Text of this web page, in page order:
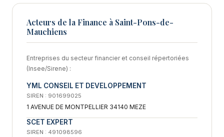
Acteurs de la Finance à Saint-Pons-de-
Mauchiens
Entreprises du secteur financier et conseil répertoriées
(Insee/Sirene) :
YML CONSEIL ET DEVELOPPEMENT
SIREN : 901699025
1 AVENUE DE MONTPELLIER 34140 MEZE
SCET EXPERT
SIREN : 491098596